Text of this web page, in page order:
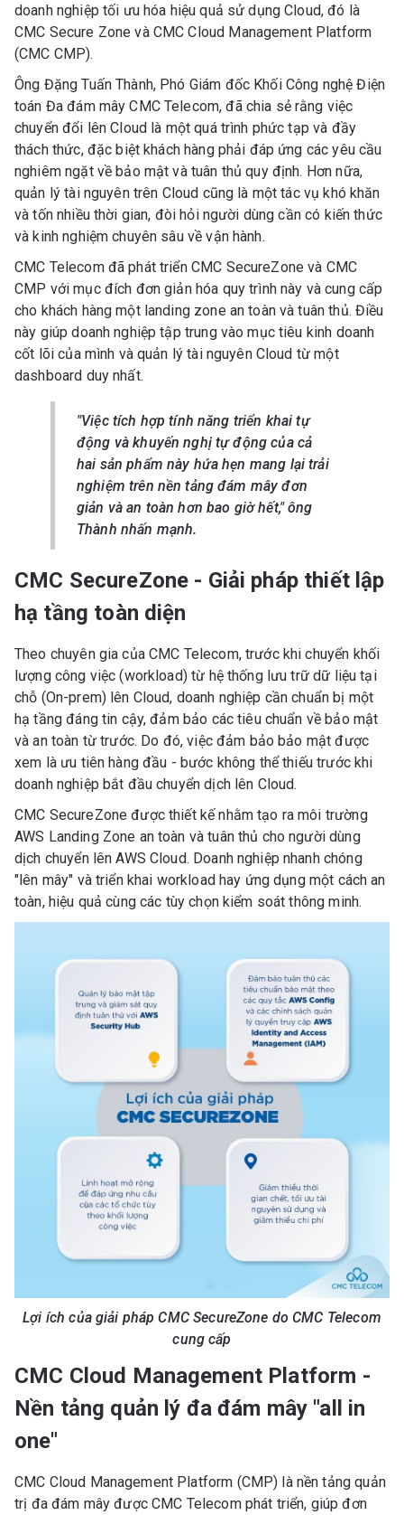
doanh nghiệp tối ưu hóa hiệu quả sử dụng Cloud, đó là
CMC Secure Zone và CMC Cloud Management Platform
(CMC CMP).
Ông Đặng Tuấn Thành, Phó Giám đốc Khối Công nghệ Điện
toán Đa đám mây CMC Telecom, đã chia sẻ rằng việc
chuyển đổi lên Cloud là một quá trình phức tạp và đầy
thách thức, đặc biệt khách hàng phải đáp ứng các yêu cầu
nghiêm ngặt về bảo mật và tuân thủ quy định. Hơn nữa,
quản lý tài nguyên trên Cloud cũng là một tác vụ khó khăn
và tốn nhiều thời gian, đòi hỏi người dùng cần có kiến thức
và kinh nghiệm chuyên sâu về vận hành.
CMC Telecom đã phát triển CMC SecureZone và CMC
CMP với mục đích đơn giản hóa quy trình này và cung cấp
cho khách hàng một landing zone an toàn và tuân thủ. Điều
này giúp doanh nghiệp tập trung vào mục tiêu kinh doanh
cốt lõi của mình và quản lý tài nguyên Cloud từ một
dashboard duy nhất.
"Việc tích hợp tính năng triển khai tự
động và khuyến nghị tự động của cả
hai sản phẩm này hứa hẹn mang lại trải
nghiệm trên nền tảng đám mây đơn
giản và an toàn hơn bao giờ hết," ông
Thành nhấn mạnh.
CMC SecureZone - Giải pháp thiết lập
hạ tầng toàn diện
Theo chuyên gia của CMC Telecom, trước khi chuyển khối
lượng công việc (workload) từ hệ thống lưu trữ dữ liệu tại
chỗ (On-prem) lên Cloud, doanh nghiệp cần chuẩn bị một
hạ tầng đáng tin cậy, đảm bảo các tiêu chuẩn về bảo mật
và an toàn từ trước. Do đó, việc đảm bảo bảo mật được
xem là ưu tiên hàng đầu - bước không thể thiếu trước khi
doanh nghiệp bắt đầu chuyển dịch lên Cloud.
CMC SecureZone được thiết kế nhằm tạo ra môi trường
AWS Landing Zone an toàn và tuân thủ cho người dùng
dịch chuyển lên AWS Cloud. Doanh nghiệp nhanh chóng
"lên mây" và triển khai workload hay ứng dụng một cách an
toàn, hiệu quả cùng các tùy chọn kiểm soát thông minh.
Lợi ích của giải pháp CMC SecureZone do CMC Telecom
cung cấp
CMC Cloud Management Platform -
Nền tảng quản lý đa đám mây "all in
one"
CMC Cloud Management Platform (CMP) là nền tảng quản
trị đa đám mây được CMC Telecom phát triển, giúp đơn